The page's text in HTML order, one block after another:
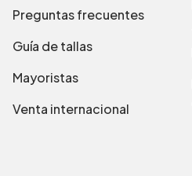
Preguntas frecuentes
Guía de tallas
Mayoristas
Venta internacional